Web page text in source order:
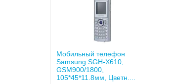
Мобильный телефон
Samsung SGH-X610,
GSM900/1800,
105*45*11.8мм, Цветн....